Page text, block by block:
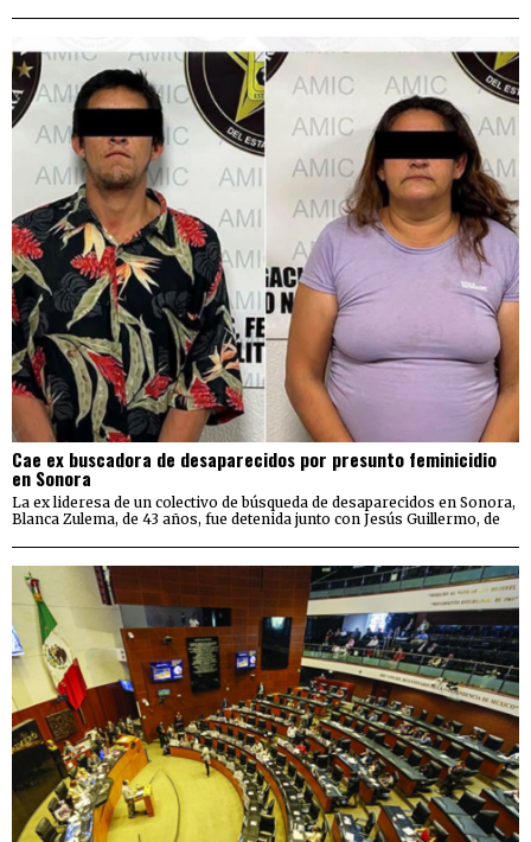
Cae ex buscadora de desaparecidos por presunto feminicidio
en Sonora
La ex lideresa de un colectivo de búsqueda de desaparecidos en Sonora,
Blanca Zulema, de 43 años, fue detenida junto con Jesús Guillermo, de